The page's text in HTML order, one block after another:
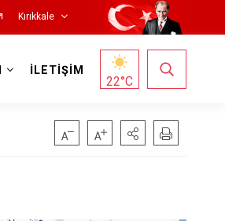
Kırıkkale
İLETİŞİM
22°C